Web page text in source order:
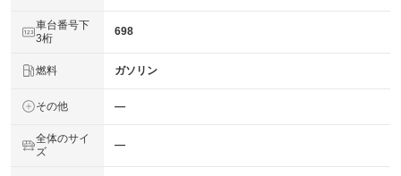
車台番号下
3桁
698
燃料 ガソリン
その他 ―
全体のサイ
ズ
―